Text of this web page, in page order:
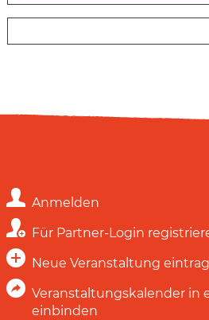
Anmelden
Für Partner-Login
Neue Veranstaltung
Veranstaltungskalender in
einbinden